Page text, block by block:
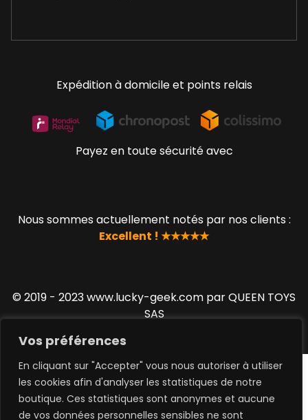
Vos préférences
En cliquant sur "Accepter" vous nous autoriser à utiliser
les cookies afin d'analyser les statistiques de notre
boutique. Ces statistiques sont anonymes et aucune
de vos données personnelles sensibles ne sont
Expédition à domicile et points relais
Payez en toute sécurité avec
Nous sommes actuellement notés par nos clients :
Excellent ! ★★★★★
© 2019 - 2023 www.lucky-geek.com par QUEEN TOYS
SAS